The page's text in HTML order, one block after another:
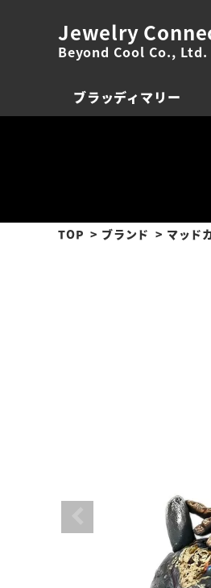
Jewelry
Beyond Cool Co., Ltd.
ブラッディマリー
TOP ブランド マッド